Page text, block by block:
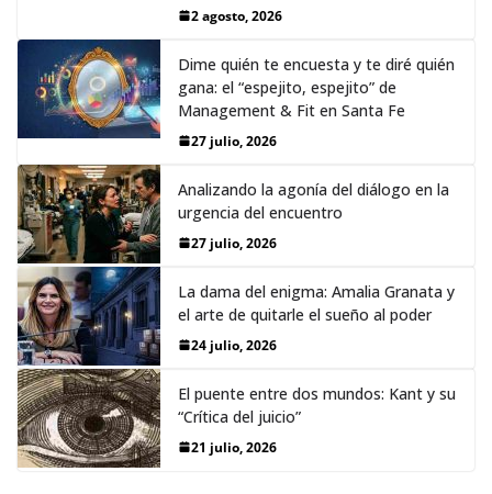
2 agosto, 2026
Dime quién te encuesta y te diré quién
gana: el “espejito, espejito” de
Management & Fit en Santa Fe
27 julio, 2026
Analizando la agonía del diálogo en la
urgencia del encuentro
27 julio, 2026
La dama del enigma: Amalia Granata y
el arte de quitarle el sueño al poder
24 julio, 2026
El puente entre dos mundos: Kant y su
“Crítica del juicio”
21 julio, 2026